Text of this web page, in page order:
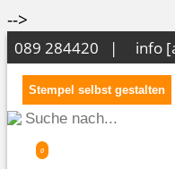
-->
089 284420 | info
Stempel selbst gestalten
0